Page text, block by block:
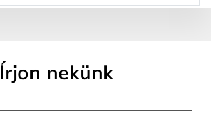
Írjon nekünk